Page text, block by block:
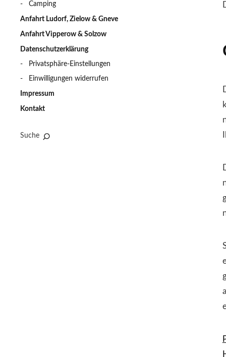
Camping
Anfahrt Ludorf, Zielow & Gneve
Anfahrt Vipperow & Solzow
Datenschutzerklärung
Privatsphäre-Einstellungen
Einwilligungen widerrufen
Impressum
Kontakt
Suche